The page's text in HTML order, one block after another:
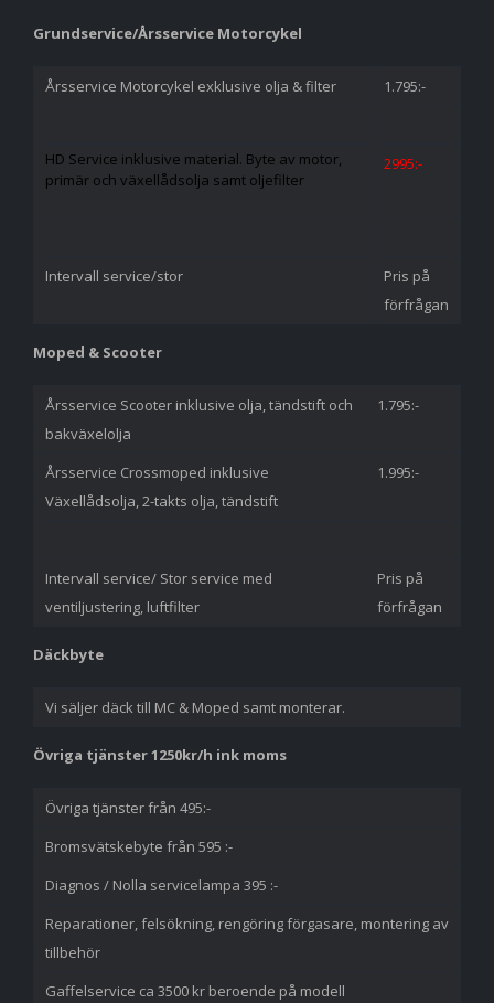
Grundservice/Årsservice Motorcykel
Årsservice Motorcykel exklusive olja & filter 1.795:-
HD Service inklusive material. Byte av motor,
primär och växellådsolja samt oljefilter
2995:-
Intervall service/stor
Pris på
förfrågan
Moped & Scooter
Årsservice Scooter inklusive olja, tändstift och
bakväxelolja
1.795:-
Årsservice Crossmoped inklusive
Växellådsolja, 2-takts olja, tändstift
1.995:-
Intervall service/ Stor service med
ventiljustering, luftfilter
Pris på
förfrågan
Däckbyte
Vi säljer däck till MC & Moped samt monterar.
Övriga tjänster 1250kr/h ink moms
Övriga tjänster från 495:-
Bromsvätskebyte från 595 :-
Diagnos / Nolla servicelampa 395 :-
Reparationer, felsökning, rengöring förgasare, montering av
tillbehör
Gaffelservice ca 3500 kr beroende på modell